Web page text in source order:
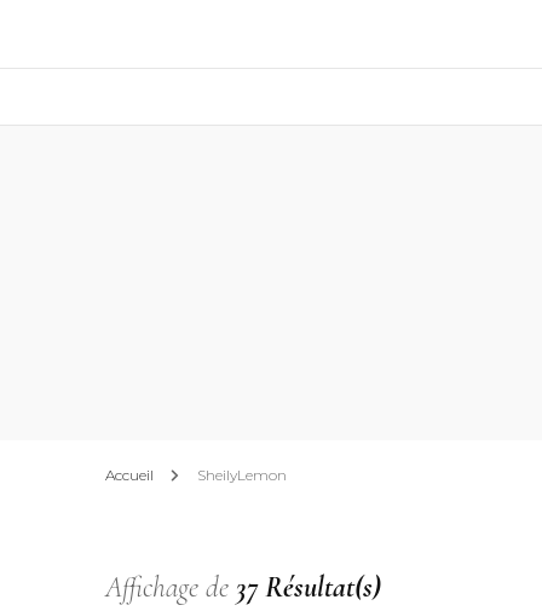
Accueil SheilyLemon
Affichage de 37 Résultat(s)